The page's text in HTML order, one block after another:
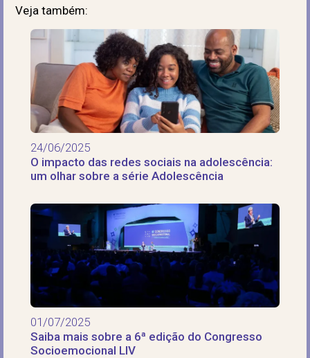
Veja também:
24/06/2025
O impacto das redes sociais na adolescência:
um olhar sobre a série Adolescência
01/07/2025
Saiba mais sobre a 6ª edição do Congresso
Socioemocional LIV